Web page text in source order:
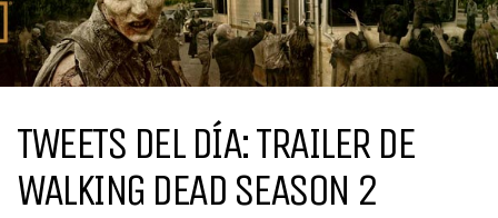
TWEETS DEL DÍA: TRAILER DE
WALKING DEAD SEASON 2